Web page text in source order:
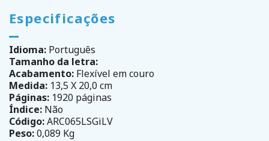
Especificações
Idioma: Português
Tamanho da letra:
Acabamento: Flexível em couro
Medida: 13,5 X 20,0 cm
Páginas: 1920 páginas
Índice: Não
Código:ARC065LSGiLV
Peso:0,089 Kg